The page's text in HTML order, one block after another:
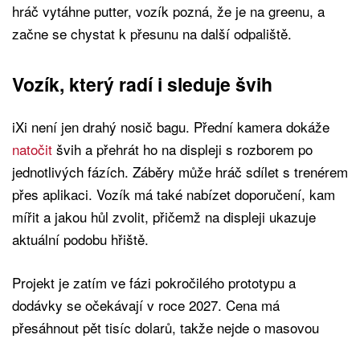
hráč vytáhne putter, vozík pozná, že je na greenu, a
začne se chystat k přesunu na další odpaliště.
Vozík, který radí i sleduje švih
iXi není jen drahý nosič bagu. Přední kamera dokáže
natočit švih a přehrát ho na displeji s rozborem po
jednotlivých fázích. Záběry může hráč sdílet s trenérem
přes aplikaci. Vozík má také nabízet doporučení, kam
mířit a jakou hůl zvolit, přičemž na displeji ukazuje
aktuální podobu hřiště.
Projekt je zatím ve fázi pokročilého prototypu a
dodávky se očekávají v roce 2027. Cena má
přesáhnout pět tisíc dolarů, takže nejde o masovou